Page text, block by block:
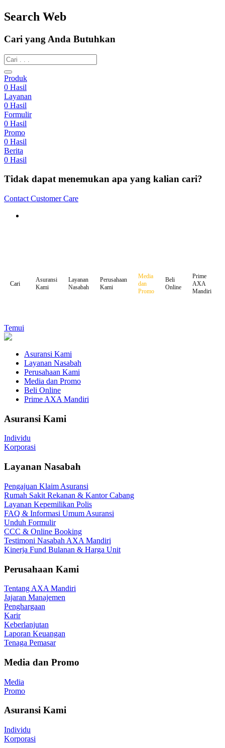
Search Web
Cari yang Anda Butuhkan
Produk
0 Hasil
Layanan
0 Hasil
Formulir
0 Hasil
Promo
0 Hasil
Berita
0 Hasil
Tidak dapat menemukan apa yang kalian cari?
Contact Customer Care
Cari
Asuransi
Kami
Layanan
Nasabah
Perusahaan
Kami
Media
dan
Promo
Beli
Online
Prime
AXA
Mandiri
Temui
Asuransi Kami
Layanan Nasabah
Perusahaan Kami
Media dan Promo
Beli Online
Prime AXA Mandiri
Asuransi Kami
Individu
Korporasi
Layanan Nasabah
Pengajuan Klaim Asuransi
Rumah Sakit Rekanan & Kantor Cabang
Layanan Kepemilikan Polis
FAQ & Informasi Umum Asuransi
Unduh Formulir
CCC & Online Booking
Testimoni Nasabah AXA Mandiri
Kinerja Fund Bulanan & Harga Unit
Perusahaan Kami
Tentang AXA Mandiri
Jajaran Manajemen
Penghargaan
Karir
Keberlanjutan
Laporan Keuangan
Tenaga Pemasar
Media dan Promo
Media
Promo
Asuransi Kami
Individu
Korporasi